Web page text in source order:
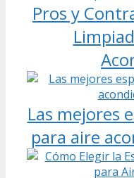
Pros y
Las mejores
para aire